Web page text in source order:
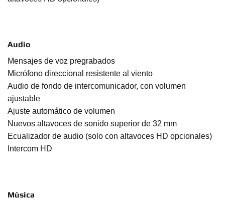
Audio
Mensajes de voz pregrabados
Micrófono direccional resistente al viento
Audio de fondo de intercomunicador, con volumen
ajustable
Ajuste automático de volumen
Nuevos altavoces de sonido superior de 32 mm
Ecualizador de audio (solo con altavoces HD opcionales)
Intercom HD
Música